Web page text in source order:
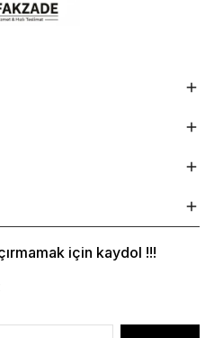
için kaydol !!!